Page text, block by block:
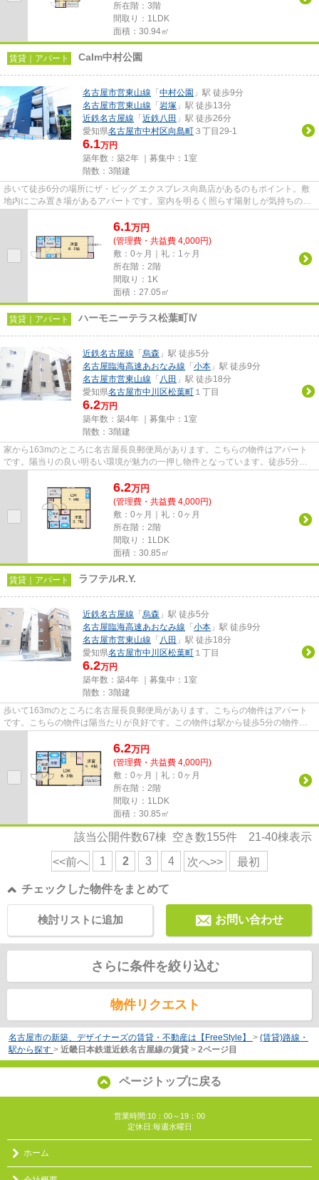
所在階：3階
間取り：1LDK
面積：30.94㎡
賃貸｜アパート Calm中村公園
名古屋市営東山線 「 中村公園 」駅 徒歩9分
名古屋市営東山線 「 岩塚 」駅 徒歩13分
近鉄名古屋線 「 近鉄八田 」駅 徒歩26分
愛知県名古屋市中村区向島町 ３丁目29-1
6.1万円
築年数：築2年 ｜募集中： 1室
階数：3階建
歩いて徒歩6分の場所にザ・ビッグ エクスプレス向島店があるのもポイント。敷
地内にごみ置き場があるアパートです。室内を明るく照らす陽射しが気持ちの良
6.1万円
(管理費・共益費 4,000円)
敷：0ヶ月｜礼：1ヶ月
所在階：2階
間取り：1K
面積：27.05㎡
賃貸｜アパート ハーモニーテラス松葉町Ⅳ
近鉄名古屋線 「 烏森 」駅 徒歩5分
名古屋臨海高速あおなみ線 「 小本 」駅 徒歩9分
名古屋市営東山線 「 八田 」駅 徒歩18分
愛知県名古屋市中川区松葉町 １丁目
6.2万円
築年数：築4年 ｜募集中： 1室
階数：3階建
家から163mのところに名古屋長良郵便局があります。こちらの物件はアパート
です。陽当りの良い明るい環境が魅力の一押し物件となっています。徒歩5分で
6.2万円
(管理費・共益費 4,000円)
敷：0ヶ月｜礼：0ヶ月
所在階：2階
間取り：1LDK
面積：30.85㎡
賃貸｜アパート ラフテルR.Y.
近鉄名古屋線 「 烏森 」駅 徒歩5分
名古屋臨海高速あおなみ線 「 小本 」駅 徒歩9分
名古屋市営東山線 「 八田 」駅 徒歩18分
愛知県名古屋市中川区松葉町 １丁目
6.2万円
築年数：築4年 ｜募集中： 1室
階数：3階建
歩いて163mのところに名古屋長良郵便局があります。こちらの物件はアパート
です。こちらの物件は陽当たりが良好です。この物件は駅から徒歩5分の物件で
6.2万円
(管理費・共益費 4,000円)
敷：0ヶ月｜礼：0ヶ月
所在階：2階
間取り：1LDK
面積：30.85㎡
該当公開件数67棟 空き数155件 21-40棟表示
<<前へ 1 2 3 4 次へ>> 最初
チェックした物件をまとめて
お問い合わせ
検討リストに追加
さらに条件を絞り込む
物件リクエスト
名古屋市の新築、デザイナーズの賃貸・不動産は【FreeStyle】 > (賃貸)路線・
駅から探す > 近畿日本鉄道近鉄名古屋線の賃貸 > 2ページ目
ページトップに戻る
営業時間:10：00～19：00
定休日:毎週水曜日
ホーム